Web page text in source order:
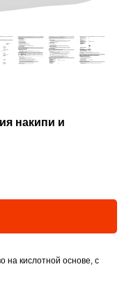
накипи и
на кислотной основе, с